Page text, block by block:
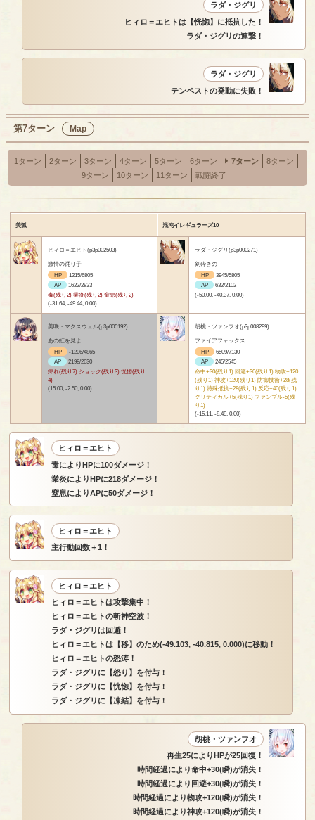
ラダ・ジグリ
ヒィロ＝エヒトは【恍惚】に抵抗した！
ラダ・ジグリの連撃！
ラダ・ジグリ
テンペストの発動に失敗！
第7ターン Map
1ターン 2ターン 3ターン 4ターン 5ターン 6ターン 7ターン
8ターン
9ターン
10ターン 11ターン 戦闘終了
美狐 混沌イレギュラーズ10
ヒィロ＝エヒト(p3p002503)
激情の踊り子
HP
1215/6805
AP
1622/2833
毒(残り2) 業炎(残り2) 窒息(残り2)
(-31.64, -49.44, 0.00)
ラダ・ジグリ(p3p000271)
剣砕きの
HP
3945/5805
AP
632/2102
(-50.00, -40.37, 0.00)
美咲・マクスウェル(p3p005192)
あの虹を見よ
HP
-1206/4865
AP
2198/2630
痺れ(残り7) ショック(残り3) 恍惚(残り
4)
(15.00, -2.50, 0.00)
胡桃・ツァンフオ(p3p008299)
ファイアフォックス
HP
6509/7130
AP
245/2545
命中+30(残り1) 回避+30(残り1) 物攻+120
(残り1) 神攻+120(残り1) 防御技術+28(残
り1) 特殊抵抗+28(残り1) 反応+40(残り1)
クリティカル+5(残り1) ファンブル-5(残
り1)
(-15.11, -8.49, 0.00)
ヒィロ＝エヒト
毒によりHPに100ダメージ！
業炎によりHPに218ダメージ！
窒息によりAPに50ダメージ！
ヒィロ＝エヒト
主行動回数＋1！
ヒィロ＝エヒト
ヒィロ＝エヒトは攻撃集中！
ヒィロ＝エヒトの斬神空波！
ラダ・ジグリは回避！
ヒィロ＝エヒトは【移】のため(-49.103, -40.815, 0.000)に移動！
ヒィロ＝エヒトの怒涛！
ラダ・ジグリに【怒り】を付与！
ラダ・ジグリに【恍惚】を付与！
ラダ・ジグリに【凍結】を付与！
胡桃・ツァンフオ
再生25によりHPが25回復！
時間経過により命中+30(瞬)が消失！
時間経過により回避+30(瞬)が消失！
時間経過により物攻+120(瞬)が消失！
時間経過により神攻+120(瞬)が消失！